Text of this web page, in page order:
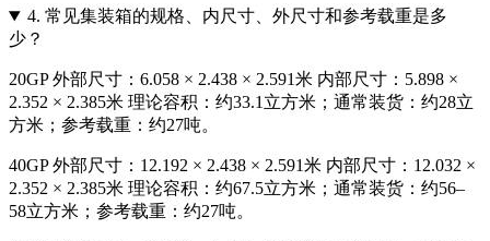
4. 常见集装箱的规格、内尺寸、外尺寸和参考载重是多
少？
20GP 外部尺寸：6.058 × 2.438 × 2.591米 内部尺寸：5.898 ×
2.352 × 2.385米 理论容积：约33.1立方米；通常装货：约28立
方米；参考载重：约27吨。
40GP 外部尺寸：12.192 × 2.438 × 2.591米 内部尺寸：12.032 ×
2.352 × 2.385米 理论容积：约67.5立方米；通常装货：约56–
58立方米；参考载重：约27吨。